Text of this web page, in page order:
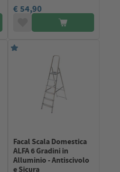
€ 54,90
Facal Scala Domestica
ALFA 6 Gradini in
Alluminio - Antiscivolo
e Sicura